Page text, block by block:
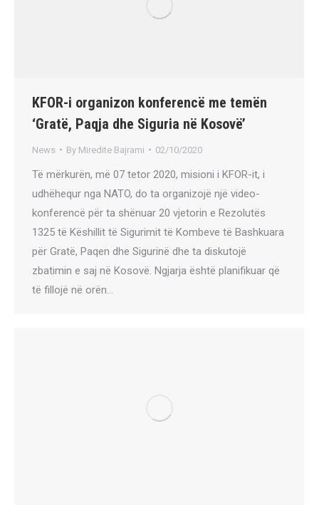
KFOR-i organizon konferencë me temën
‘Gratë, Paqja dhe Siguria në Kosovë’
News By Miredite Bajrami 02/10/2020
Të mërkurën, më 07 tetor 2020, misioni i KFOR-it, i
udhëhequr nga NATO, do ta organizojë një video-
konferencë për ta shënuar 20 vjetorin e Rezolutës
1325 të Këshillit të Sigurimit të Kombeve të Bashkuara
për Gratë, Paqen dhe Sigurinë dhe ta diskutojë
zbatimin e saj në Kosovë. Ngjarja është planifikuar që
të fillojë në orën…